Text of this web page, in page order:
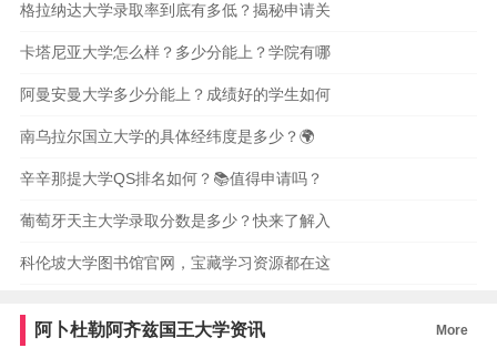
格拉纳达大学录取率到底有多低？揭秘申请关
卡塔尼亚大学怎么样？多少分能上？学院有哪
阿曼安曼大学多少分能上？成绩好的学生如何
南乌拉尔国立大学的具体经纬度是多少？🌍
辛辛那提大学QS排名如何？📚值得申请吗？
葡萄牙天主大学录取分数是多少？快来了解入
科伦坡大学图书馆官网，宝藏学习资源都在这
阿卜杜勒阿齐兹国王大学资讯 More